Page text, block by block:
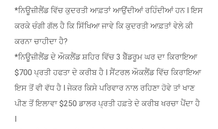
*ਨਿਊਜ਼ੀਲੈਂਡ ਵਿੱਚ ਕੁਦਰਤੀ ਆਫ਼ਤਾਂ ਆਉਂਦੀਆਂ ਰਹਿੰਦੀਆਂ ਹਨ l ਇਸ
ਕਰਕੇ ਚੰਗੀ ਗੱਲ ਹੈ ਕਿ ਸਿੱਖਿਆ ਜਾਵੇ ਕਿ ਕੁਦਰਤੀ ਆਫ਼ਤਾਂ ਵੇਲੇ ਕੀ
ਕਰਨਾ ਚਾਹੀਦਾ ਹੈ?
*ਨਿਊਜ਼ੀਲੈਂਡ ਦੇ ਔਕਲੈਂਡ ਸ਼ਹਿਰ ਵਿੱਚ 3 ਬੈੱਡਰੂਮ ਘਰ ਦਾ ਕਿਰਾਇਆ
$700 ਪ੍ਰਤੀ ਹਫਤਾ ਦੇ ਕਰੀਬ ਹੈ l ਸੈਂਟਰਲ ਔਕਲੈਂਡ ਵਿੱਚ ਕਿਰਾਇਆ
ਇਸ ਤੋਂ ਵੀ ਵੱਧ ਹੈ l ਜੇਕਰ ਕਿਸੇ ਪਰਿਵਾਰ ਨਾਲ ਰਹਿਣਾ ਹੋਵੇ ਤਾਂ ਖਾਣ
ਪੀਣ ਤੋਂ ਇਲਾਵਾ $250 ਡਾਲਰ ਪ੍ਰਤੀ ਹਫ਼ਤੇ ਦੇ ਕਰੀਬ ਖਰਚਾ ਪੈਂਦਾ ਹੈ
l